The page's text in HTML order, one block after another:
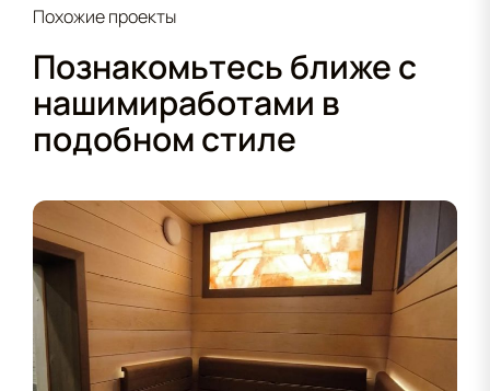
Похожие проекты
Познакомьтесь ближе с
нашимиработами в
подобном стиле